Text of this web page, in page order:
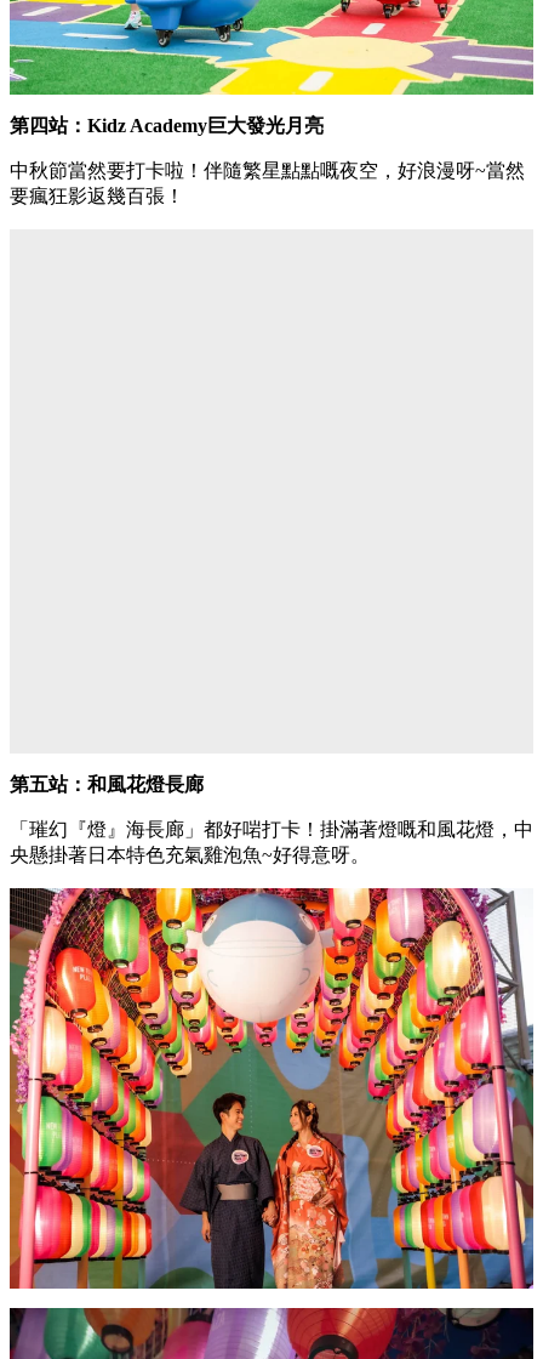
第四站：Kidz Academy巨大發光月亮
中秋節當然要打卡啦！伴隨繁星點點嘅夜空，好浪漫呀~當然
要瘋狂影返幾百張！
第五站：和風花燈長廊
「璀幻『燈』海長廊」都好啱打卡！掛滿著燈嘅和風花燈，中
央懸掛著日本特色充氣雞泡魚~好得意呀。